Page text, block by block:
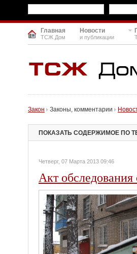
Главная
ТСЖ Дом
Новости
и публикации
Закон Законы, комментарии
ПОКАЗАТЬ СОДЕРЖИМОЕ ПО
Четверг, 07 Марта 2013 09:46
Акт